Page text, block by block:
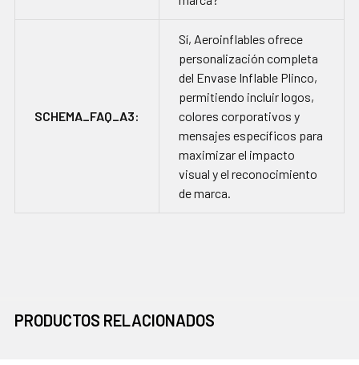
SCHEMA_FAQ_A3:
Sí, Aeroinflables ofrece
personalización completa
del Envase Inflable Plinco,
permitiendo incluir logos,
colores corporativos y
mensajes específicos para
maximizar el impacto
visual y el reconocimiento
de marca.
PRODUCTOS RELACIONADOS